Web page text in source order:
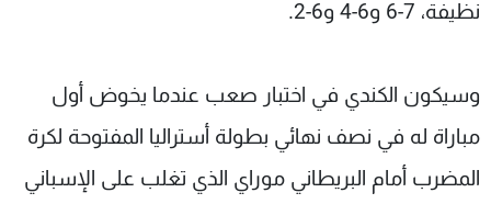
نظيفة، 7-6 و6-4 و6-2.
وسيكون الكندي في اختبار صعب عندما يخوض أول
مباراة له في نصف نهائي بطولة أستراليا المفتوحة لكرة
المضرب أمام البريطاني موراي الذي تغلب على الإسباني